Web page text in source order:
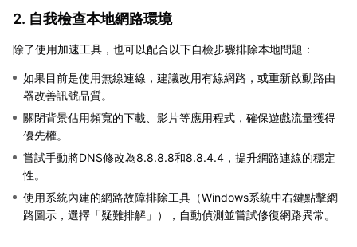
2. 自我檢查本地網路環境
除了使用加速工具，也可以配合以下自檢步驟排除本地問題：
如果目前是使用無線連線，建議改用有線網路，或重新啟動路由
器改善訊號品質。
關閉背景佔用頻寬的下載、影片等應用程式，確保遊戲流量獲得
優先權。
嘗試手動將DNS修改為8.8.8.8和8.8.4.4，提升網路連線的穩定
性。
使用系統內建的網路故障排除工具（Windows系統中右鍵點擊網
路圖示，選擇「疑難排解」），自動偵測並嘗試修復網路異常。